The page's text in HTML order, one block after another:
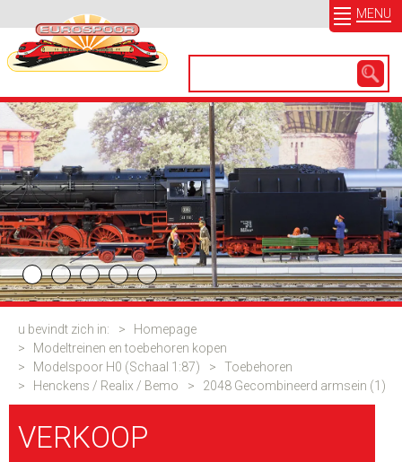
MENU
u bevindt zich in: >
Homepage
>
Modeltreinen en toebehoren kopen
>
Modelspoor H0 (Schaal 1:87) > Toebehoren
>
Henckens / Realix / Bemo > 2048 Gecombineerd armsein (1)
VERKOOP